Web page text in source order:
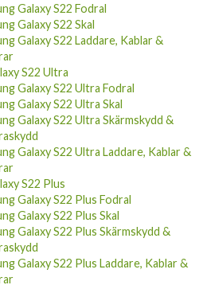
Galaxy S22 Fodral
Galaxy S22 Skal
Galaxy S22 Laddare, Kablar &
S22 Ultra
Galaxy S22 Ultra Fodral
Galaxy S22 Ultra Skal
Galaxy S22 Ultra Skärmskydd &
Galaxy S22 Ultra Laddare, Kablar &
S22 Plus
Galaxy S22 Plus Fodral
Galaxy S22 Plus Skal
Galaxy S22 Plus Skärmskydd &
Galaxy S22 Plus Laddare, Kablar &